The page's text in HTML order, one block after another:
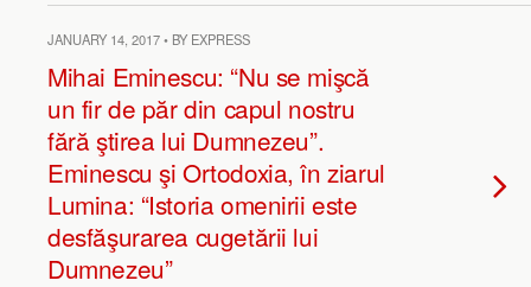
JANUARY 14, 2017 • BY EXPRESS
Mihai Eminescu: “Nu se mişcă
un fir de păr din capul nostru
fără ştirea lui Dumnezeu”.
Eminescu şi Ortodoxia, în ziarul
Lumina: “Istoria omenirii este
desfăşurarea cugetării lui
Dumnezeu”